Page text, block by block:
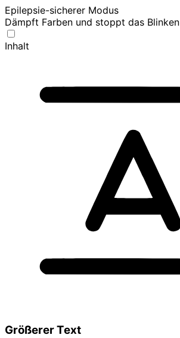
Epilepsie-sicherer Modus
Dämpft Farben und stoppt das Blinken
Inhalt
Größerer Text